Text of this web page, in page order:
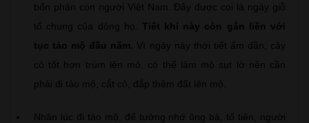
bổn phận con người Việt Nam. Đây được coi là ngày giỗ
tổ chung của dòng họ. Tiết khí này còn gắn liền với
tục tảo mộ đầu năm. Vì ngày này thời tiết ấm dần, cây
cỏ tốt hơn trùm lên mộ, có thể làm mộ sụt lở nên cần
phải đi tảo mộ, cắt cỏ, đắp thêm đất lên mộ.
Nhân lúc đi tảo mộ, để tưởng nhớ ông bà, tổ tiên, người